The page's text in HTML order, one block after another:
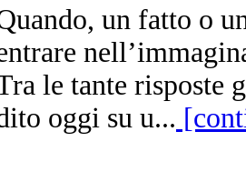
un fatto o
le tante risposte
oggi su u...